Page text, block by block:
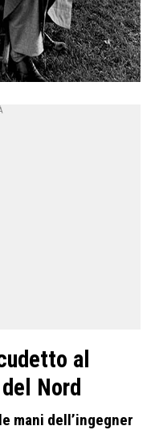
al
Nord
mani dell’ingegner